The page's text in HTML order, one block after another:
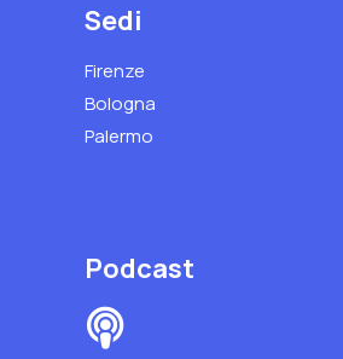
Sedi
Firenze
Bologna
Palermo
Podcast